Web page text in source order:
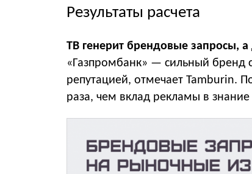
Результаты расчета
ТВ генерит брендовые запросы,
«Газпромбанк» — сильный бренд
репутацией, отмечает Tamburin.
раза, чем вклад рекламы в